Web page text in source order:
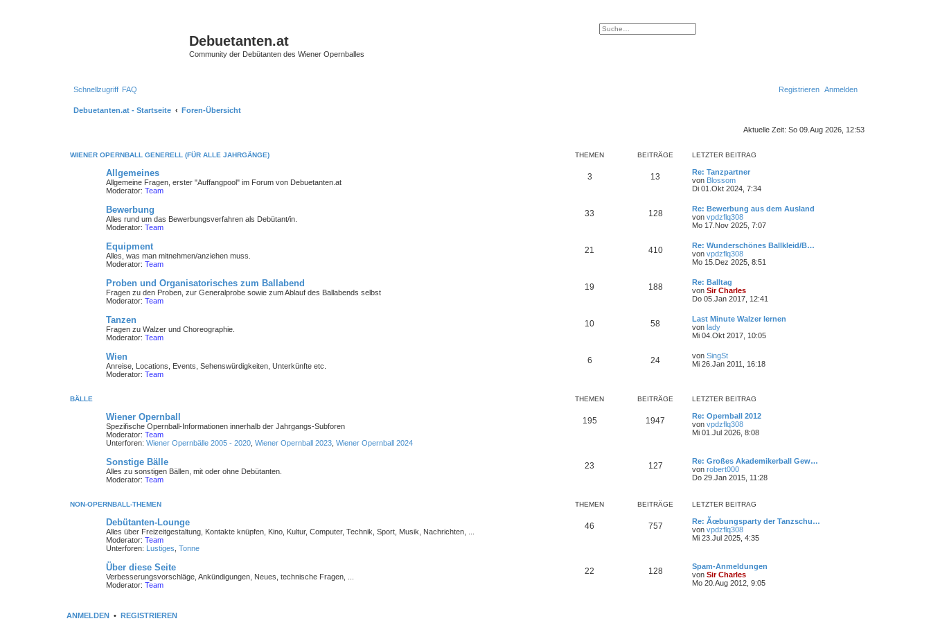
Debuetanten.at
Community der Debütanten des Wiener Opernballes
Suche
Erweiterte Suche
Schnellzugriff FAQ Anmelden
Registrieren
Debuetanten.at - Startseite
Foren-Übersicht
Aktuelle Zeit: So 09.Aug 2026, 12:53
WIENER OPERNBALL GENERELL (FÜR ALLE JAHRGÄNGE) THEMEN BEITRÄGE LETZTER BEITRAG
Allgemeines
Allgemeine Fragen, erster "Auffangpool" im Forum von Debuetanten.at
Moderator: Team
3 13
Re: Tanzpartner
von Blossom
N
e
s
t
r
B
e
r
a
g
Di 01.Okt 2024, 7:34
Bewerbung
Alles rund um das Bewerbungsverfahren als Debütant/in.
Moderator: Team
33 128
Re: Bewerbung aus dem Ausland
von vpdzflq308
N
e
e
t
B
e
r
a
g
Mo 17.Nov 2025, 7:07
Equipment
Alles, was man mitnehmen/anziehen muss.
Moderator: Team
21 410
Re: Wunderschönes Ballkleid/B…
von vpdzflq308
N
e
s
t
r
e
a
Mo 15.Dez 2025, 8:51
Proben und Organisatorisches zum Ballabend
Fragen zu den Proben, zur Generalprobe sowie zum Ablauf des Ballabends selbst
Moderator: Team
19 188
Re: Balltag
von Sir Charles
N
e
t
B
r
g
Do 05.Jan 2017, 12:41
Tanzen
Fragen zu Walzer und Choreographie.
Moderator: Team
10 58
Last Minute Walzer lernen
von lady
N
e
s
B
i
t
r
Mi 04.Okt 2017, 10:05
Wien
Anreise, Locations, Events, Sehenswürdigkeiten, Unterkünfte etc.
Moderator: Team
6 24 von SingSt
N
s
t
e
r
B
e
r
a
g
Mi 26.Jan 2011, 16:18
BÄLLE THEMEN BEITRÄGE LETZTER BEITRAG
Wiener Opernball
Spezifische Opernball-Informationen innerhalb der Jahrgangs-Subforen
Moderator: Team
Unterforen: Wiener Opernbälle 2005 - 2020 Wiener Opernball 2023 Wiener Opernball 2024
195 1947
Re: Opernball 2012
von vpdzflq308
N
s
e
e
t
a
Mi 01.Jul 2026, 8:08
Sonstige Bälle
Alles zu sonstigen Bällen, mit oder ohne Debütanten.
Moderator: Team
23 127
Re: Großes Akademikerball Gew…
von robert000
N
e
s
e
r
B
t
r
a
Do 29.Jan 2015, 11:28
NON-OPERNBALL-THEMEN THEMEN BEITRÄGE LETZTER BEITRAG
Debütanten-Lounge
Alles über Freizeitgestaltung, Kontakte knüpfen, Kino, Kultur, Computer, Technik, Sport, Musik, Nachrichten, ...
Moderator: Team
Unterforen: Lustiges Tonne
46 757
Re: Ãœbungsparty der Tanzschu…
von vpdzflq308
N
s
t
e
Mi 23.Jul 2025, 4:35
Über diese Seite
Verbesserungsvorschläge, Ankündigungen, Neues, technische Fragen, ...
Moderator: Team
22 128
Spam-Anmeldungen
von Sir Charles
N
e
Mo 20.Aug 2012, 9:05
ANMELDEN • REGISTRIEREN